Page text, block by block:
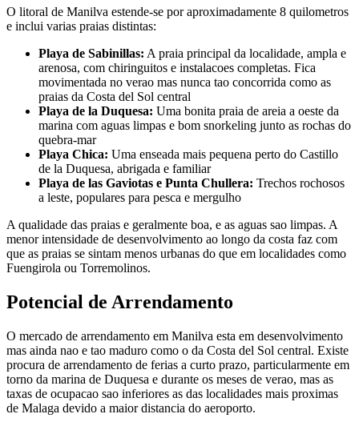
O litoral de Manilva estende-se por aproximadamente 8 quilometros
e inclui varias praias distintas:
Playa de Sabinillas: A praia principal da localidade, ampla e
arenosa, com chiringuitos e instalacoes completas. Fica
movimentada no verao mas nunca tao concorrida como as
praias da Costa del Sol central
Playa de la Duquesa: Uma bonita praia de areia a oeste da
marina com aguas limpas e bom snorkeling junto as rochas do
quebra-mar
Playa Chica: Uma enseada mais pequena perto do Castillo
de la Duquesa, abrigada e familiar
Playa de las Gaviotas e Punta Chullera: Trechos rochosos
a leste, populares para pesca e mergulho
A qualidade das praias e geralmente boa, e as aguas sao limpas. A
menor intensidade de desenvolvimento ao longo da costa faz com
que as praias se sintam menos urbanas do que em localidades como
Fuengirola ou Torremolinos.
Potencial de Arrendamento
O mercado de arrendamento em Manilva esta em desenvolvimento
mas ainda nao e tao maduro como o da Costa del Sol central. Existe
procura de arrendamento de ferias a curto prazo, particularmente em
torno da marina de Duquesa e durante os meses de verao, mas as
taxas de ocupacao sao inferiores as das localidades mais proximas
de Malaga devido a maior distancia do aeroporto.